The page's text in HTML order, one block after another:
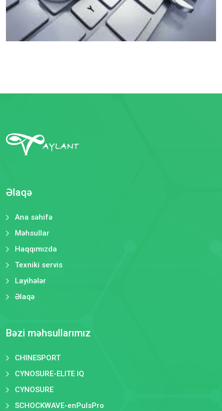
Əlaqə
Ana səhifə
Məhsullar
Haqqımızda
Texniki servis
Layihələr
Əlaqə
Bəzi məhsullarımız
CHINESPORT
CYNOSURE-ELITE IQ
CYNOSURE
SCHOCKWAVE-enPulsPro